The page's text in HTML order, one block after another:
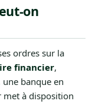
on
ordres sur la
financier,
banque en
met à disposition